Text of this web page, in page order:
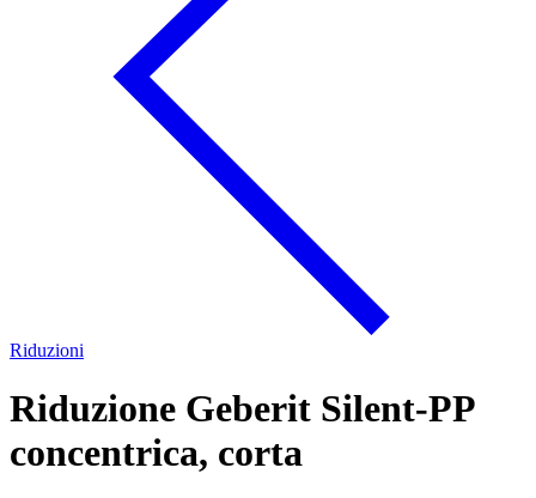
Riduzioni
Riduzione Geberit Silent-PP
concentrica, corta